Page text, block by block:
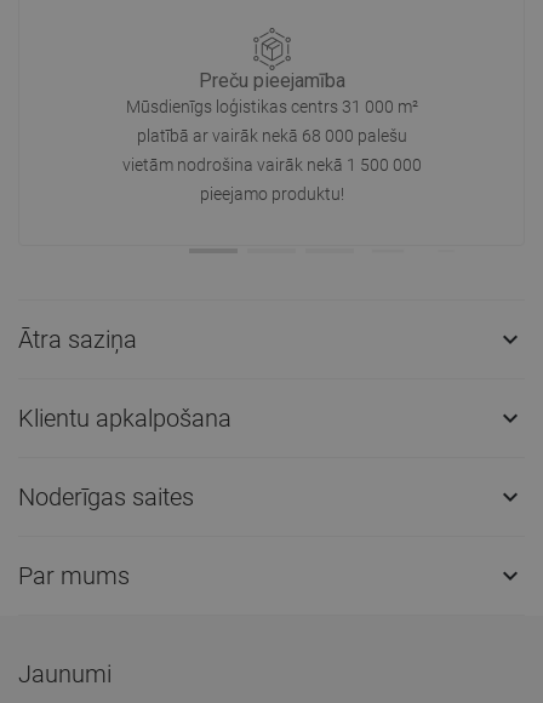
Preču pieejamība
Mūsdienīgs loģistikas centrs 31 000 m²
platībā ar vairāk nekā 68 000 palešu
vietām nodrošina vairāk nekā 1 500 000
pieejamo produktu!
Ātra saziņa 
Klientu apkalpošana 
Noderīgas saites 
Par mums 
Jaunumi